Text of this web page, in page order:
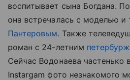
воспитывает сына Богдана.
она встречалась с моделью и
Пантеровым. Также
роман с 24-летним
Сейчас Водонаева частенько
Instargam фото незнакомого